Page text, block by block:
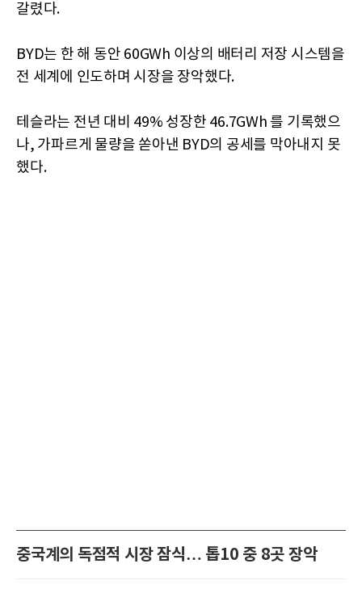
갈렸다.
BYD는 한 해 동안 60GWh 이상의 배터리 저장 시스템을
전 세계에 인도하며 시장을 장악했다.
테슬라는 전년 대비 49% 성장한 46.7GWh 를 기록했으
나, 가파르게 물량을 쏟아낸 BYD의 공세를 막아내지 못
했다.
중국계의 독점적 시장 잠식… 톱10 중 8곳 장악